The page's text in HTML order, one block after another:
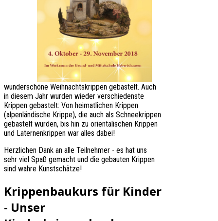
wunderschöne Weihnachtskrippen gebastelt. Auch
in diesem Jahr wurden wieder verschiedenste
Krippen gebastelt: Von heimatlichen Krippen
(alpenländische Krippe), die auch als Schneekrippen
gebastelt wurden, bis hin zu orientalischen Krippen
und Laternenkrippen war alles dabei!
Herzlichen Dank an alle Teilnehmer - es hat uns
sehr viel Spaß gemacht und die gebauten Krippen
sind wahre Kunstschätze!
Krippenbaukurs für Kinder
- Unser